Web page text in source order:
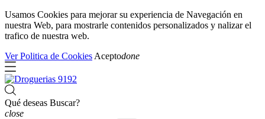
Usamos Cookies para mejorar su experiencia de Navegación en
nuestra Web, para mostrarle contenidos personalizados y nalizar el
trafico de nuestra web.
Ver Politica de Cookies Aceptodone
Qué deseas Buscar?
close